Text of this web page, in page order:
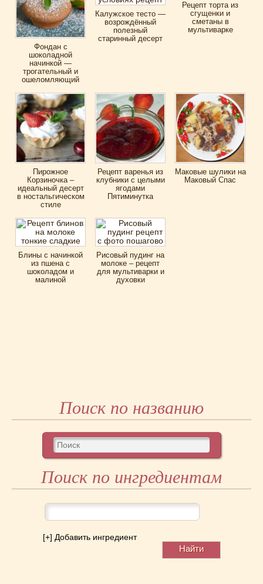
Фондан с
шоколадной
начинкой —
трогательный и
ошеломляющий
Калужское тесто —
возрождённый
полезный
старинный десерт
Рецепт торта из
сгущенки и
сметаны в
мультиварке
Пирожное
Корзиночка –
идеальный десерт
в ностальгическом
стиле
Рецепт варенья из
клубники с целыми
ягодами
Пятиминутка
Маковые шулики на
Маковый Спас
Блины с начинкой
из пшена с
шоколадом и
малиной
Рисовый пудинг на
молоке – рецепт
для мультиварки и
духовки
Поиск по названию
Поиск по ингредиентам
[+] Добавить ингредиент